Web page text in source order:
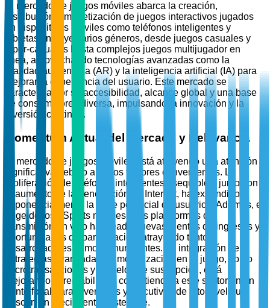
El mercado de juegos móviles abarca la creación,
distribución y monetización de juegos interactivos jugados
en dispositivos móviles como teléfonos inteligentes y
tabletas. Incluye varios géneros, desde juegos casuales y
hiper-casuales hasta complejos juegos multijugador en
línea, aprovechando tecnologías avanzadas como la
realidad aumentada (AR) y la inteligencia artificial (IA) para
mejorar la experiencia del usuario. Este mercado se
caracteriza por su accesibilidad, alcance global y una base
de consumidores diversa, impulsando la innovación y la
inversión continua.
Momentum Actual del Mercado y Relevancia
El mercado de juegos móviles está atrayendo una atención
significativa debido a varios factores convergentes. La
proliferación de teléfonos inteligentes asequibles, junto con
el aumento de la penetración de Internet, ha expandido
exponencialmente la base potencial de usuarios. Además, el
auge de los eSports móviles y las plataformas de
transmisión en vivo ha creado nuevas fuentes de ingresos y
oportunidades de participación, atrayendo tanto a
desarrolladores como a anunciantes. La integración de
estrategias avanzadas de monetización en el juego, como
microtransacciones y modelos de suscripción, está
mejorando la rentabilidad, convirtiendo a este sector en un
punto focal para inversores y ejecutivos de alto nivel que
buscan un crecimiento sostenible.